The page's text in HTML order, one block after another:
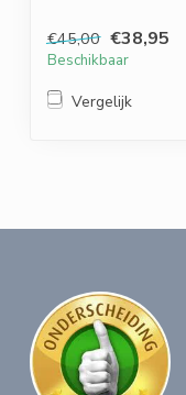
€45,00 €38,95
Beschikbaar
Vergelijk